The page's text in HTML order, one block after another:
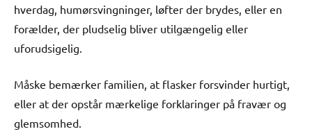
hverdag, humørsvingninger, løfter der brydes, eller en
forælder, der pludselig bliver utilgængelig eller
uforudsigelig.
Måske bemærker familien, at flasker forsvinder hurtigt,
eller at der opstår mærkelige forklaringer på fravær og
glemsomhed.